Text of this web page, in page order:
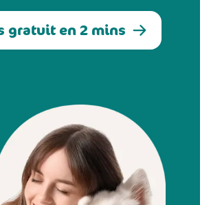
gratuit en 2 mins